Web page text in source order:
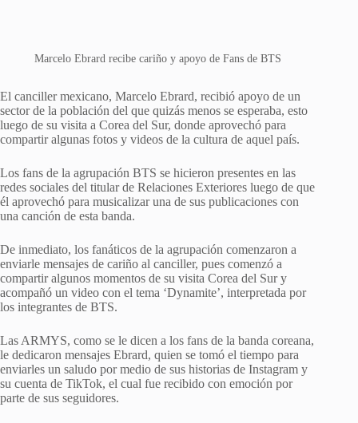
Marcelo Ebrard recibe cariño y apoyo de Fans de BTS
El canciller mexicano, Marcelo Ebrard, recibió apoyo de un
sector de la población del que quizás menos se esperaba, esto
luego de su visita a Corea del Sur, donde aprovechó para
compartir algunas fotos y videos de la cultura de aquel país.
Los fans de la agrupación BTS se hicieron presentes en las
redes sociales del titular de Relaciones Exteriores luego de que
él aprovechó para musicalizar una de sus publicaciones con
una canción de esta banda.
De inmediato, los fanáticos de la agrupación comenzaron a
enviarle mensajes de cariño al canciller, pues comenzó a
compartir algunos momentos de su visita Corea del Sur y
acompañó un video con el tema ‘Dynamite’, interpretada por
los integrantes de BTS.
Las ARMYS, como se le dicen a los fans de la banda coreana,
le dedicaron mensajes Ebrard, quien se tomó el tiempo para
enviarles un saludo por medio de sus historias de Instagram y
su cuenta de TikTok, el cual fue recibido con emoción por
parte de sus seguidores.